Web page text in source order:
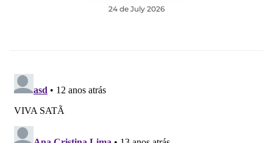
24 de July 2026